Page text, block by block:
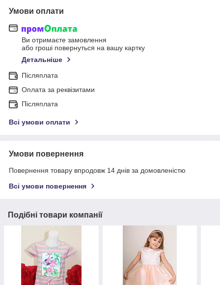
Умови оплати
Ви отримаєте замовлення
або гроші повернуться на вашу картку
Детальніше
Післяплата
Оплата за реквізитами
Післяплата
Всі умови оплати
Умови повернення
Повернення товару впродовж 14 днів за домовленістю
Всі умови повернення
Подібні товари компанії